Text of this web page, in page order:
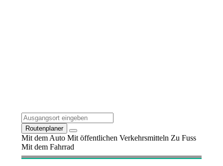
Routenplaner
Mit dem Auto Mit öffentlichen Verkehrsmitteln Zu Fuss
Mit dem Fahrrad